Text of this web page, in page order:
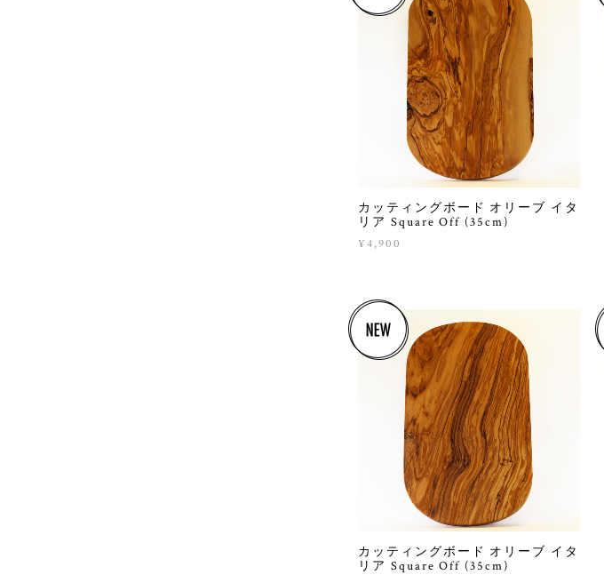
カッティングボード オリーブ イタ
リア Square Off (35cm)
¥4,900
カッティングボード オリーブ イタ
リア Square Off (35cm)